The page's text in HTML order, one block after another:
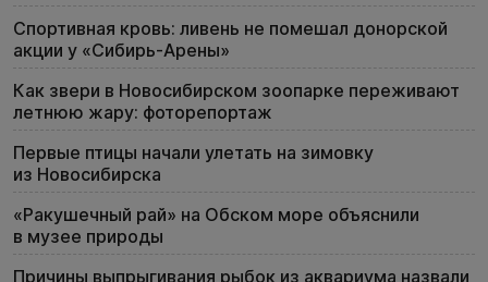
Спортивная кровь: ливень не помешал донорской
акции у «Сибирь-Арены»
Как звери в Новосибирском зоопарке переживают
летнюю жару: фоторепортаж
Первые птицы начали улетать на зимовку
из Новосибирска
«Ракушечный рай» на Обском море объяснили
в музее природы
Причины выпрыгивания рыбок из аквариума назвали